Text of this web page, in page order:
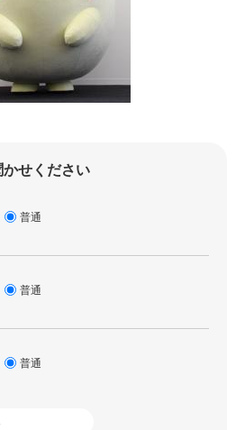
せください
普通
普通
普通